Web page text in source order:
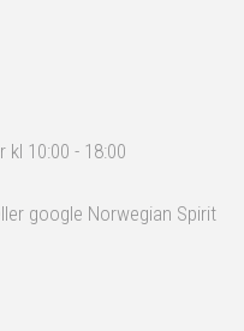
kl 10:00 - 18:00
google Norwegian Spirit